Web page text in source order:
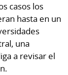
casos los
hasta en un
una
a revisar el